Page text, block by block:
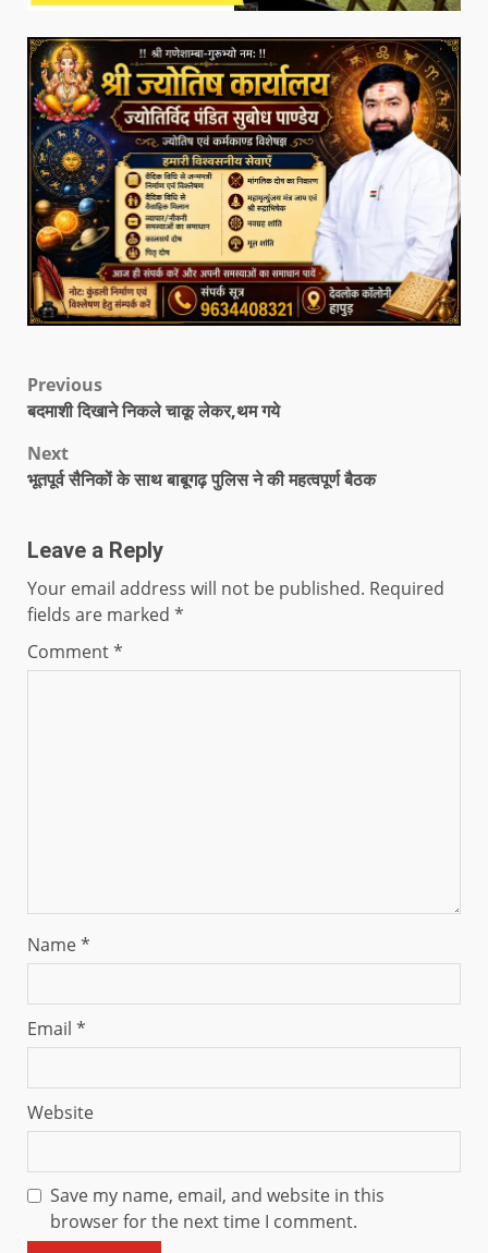
Previous
बदमाशी दिखाने निकले चाकू लेकर,थम गये
Next
भूतपूर्व सैनिकों के साथ बाबूगढ़ पुलिस ने की महत्वपूर्ण बैठक
Leave a Reply
Your email address will not be published. Required
fields are marked *
Comment*
Name*
Email *
Website
Save my name, email, and website in this
browser for the next time I comment.